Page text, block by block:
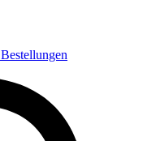
Bestellungen